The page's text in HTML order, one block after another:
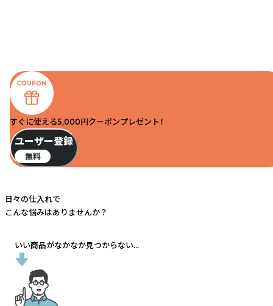
すぐに使える5,000円クーポンプレゼント！
ユーザー登録
無料
日々の仕入れで
こんな悩みはありませんか？
いい商品がなかなか見つからない...